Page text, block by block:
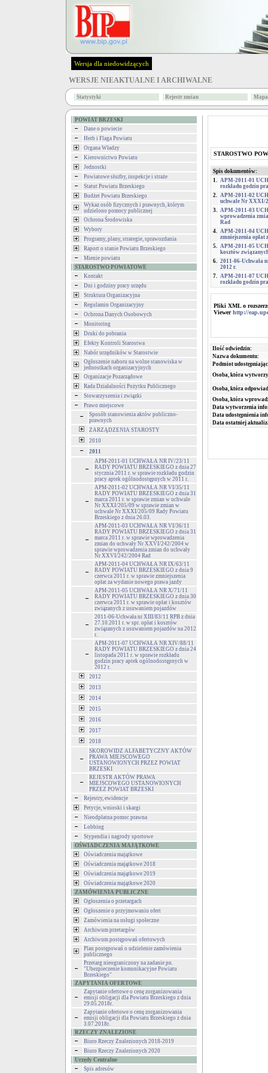
Wersja dla niedowidzących
WERSJE NIEAKTUALNE I ARCHIWALNE
Statystyki Rejestr zmian
POWIAT BRZESKI
Dane o powiecie
Herb i Flaga Powiatu
Organa Władzy
Kierownictwo Powiatu
Jednostki
Powiatowe służby, inspekcje i straże
Statut Powiatu Brzeskiego
Budżet Powiatu Brzeskiego
Wykaz osób fizycznych i prawnych, którym
udzielono pomocy publicznej
Ochrona Środowiska
Wybory
Programy, plany, strategie, sprawozdania
Raport o stanie Powiatu Brzeskiego
Mienie powiatu
STAROSTWO POWIATOWE
Kontakt
Dni i godziny pracy urzędu
Struktura Organizacyjna
Regulamin Organizacyjny
Ochrona Danych Osobowych
Monitoring
Druki do pobrania
Efekty Kontroli Starostwa
Nabór urzędników w Starostwie
Ogłoszenie naboru na wolne stanowiska w
jednostkach organizacyjnych
Organizacje Pozarządowe
Rada Działalności Pożytku Publicznego
Stowarzyszenia i związki
Prawo miejscowe
Sposób stanowienia aktów publiczno-
prawnych
ZARZĄDZENIA STAROSTY
2010
2011
APM-2011-01 UCHWAŁA NR IV/23/11
RADY POWIATU BRZESKIEGO z dnia 27
stycznia 2011 r. w sprawie rozkładu godzin
pracy aptek ogólnodostępnych w 2011 r.
APM-2011-02 UCHWAŁA NR VI/35/11
RADY POWIATU BRZESKIEGO z dnia 31
marca 2011 r. w sprawie zmian w uchwale
Nr XXXI/205/09 w sprawie zmian w
uchwale Nr XXXI/205/09 Rady Powiatu
Brzeskiego z dnia 26.03.
APM-2011-03 UCHWAŁA NR VI/36/11
RADY POWIATU BRZESKIEGO z dnia 31
marca 2011 r. w sprawie wprowadzenia
zmian do uchwały Nr XXVI/242/2004 w
sprawie wprowadzenia zmian do uchwały
Nr XXVI/242/2004 Rad
APM-2011-04 UCHWAŁA NR IX/63/11
RADY POWIATU BRZESKIEGO z dnia 9
czerwca 2011 r. w sprawie zmniejszenia
opłat za wydanie nowego prawa jazdy
APM-2011-05 UCHWAŁA NR X/71/11
RADY POWIATU BRZESKIEGO z dnia 30
czerwca 2011 r. w sprawie opłat i kosztów
związanych z usuwaniem pojazdów
2011-06-Uchwała nr XIII/83/11 RPB z dnia
27.10.2011 r. w spr. opłat i kosztów
związanych z usuwaniem pojazdów na 2012
r.
APM-2011-07 UCHWAŁA NR XIV/88/11
RADY POWIATU BRZESKIEGO z dnia 24
listopada 2011 r. w sprawie rozkładu
godzin pracy aptek ogólnodostępnych w
2012 r.
2012
2013
2014
2015
2016
2017
2018
SKOROWIDZ ALFABETYCZNY AKTÓW
PRAWA MIEJSCOWEGO
USTANOWIONYCH PRZEZ POWIAT
BRZESKI
REJESTR AKTÓW PRAWA
MIEJSCOWEGO USTANOWIONYCH
PRZEZ POWIAT BRZESKI
Rejestry, ewidencje
Petycje, wnioski i skargi
Nieodpłatna pomoc prawna
Lobbing
Stypendia i nagrody sportowe
OŚWIADCZENIA MAJĄTKOWE
Oświadczenia majątkowe
Oświadczenia majątkowe 2018
Oświadczenia majątkowe 2019
Oświadczenia majątkowe 2020
ZAMÓWIENIA PUBLICZNE
Ogłoszenia o przetargach
Ogłoszenie o przyjmowaniu ofert
Zamówienia na usługi społeczne
Archiwum przetargów
Archiwum postępowań ofertowych
Plan postępowań o udzielenie zamówienia
publicznego
Przetarg nieograniczony na zadanie pn.
"Ubezpieczenie komunikacyjne Powiatu
Brzeskiego"
ZAPYTANIA OFERTOWE
Zapytanie ofertowe o cenę zorganizowania
emisji obligacji dla Powiatu Brzeskiego z dnia
29.05.2018r.
Zapytanie ofertowe o cenę zorganizowania
emisji obligacji dla Powiatu Brzeskiego z dnia
3.07.2018r.
RZECZY ZNALEZIONE
Biuro Rzeczy Znalezionych 2018-2019
Biuro Rzeczy Znalezionych 2020
Urzędy Centralne
Spis adresów
STAROSTWO
Spis dokumentów:
1. APM-2011-01
rozkładu godzin
2. APM-2011-02
uchwale Nr XXXI/
3. APM-2011-03
wprowadzenia
Rad
4. APM-2011-04
zmniejszenia opłat
5. APM-2011-05
kosztów
6. 2011-06-Uchwała
2012 r.
7. APM-2011-07
rozkładu godzin
Pliki XML o
Viewerhttp://
Ilość odwiedzin:
Nazwa dokumentu:
Podmiot
Osoba, która
Osoba, która
Osoba, która
Data wytworzenia
Data udostępnienia
Data ostatniej